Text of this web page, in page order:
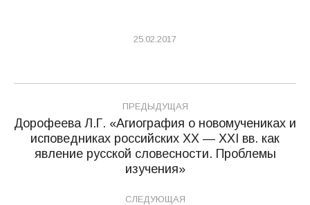
25.02.2017
Навигация
по
записям
ПРЕДЫДУЩАЯ
Предыдущая
запись:
Дорофеева Л.Г. «Агиография о новомучениках и
исповедниках российских ХХ — ХХI вв. как
явление русской словесности. Проблемы
изучения»
СЛЕДУЮЩАЯ